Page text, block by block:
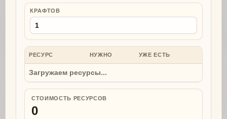
КРАФТОВ
РЕСУРС НУЖНО УЖЕ ЕСТЬ
Загружаем ресурсы...
СТОИМОСТЬ РЕСУРСОВ
0